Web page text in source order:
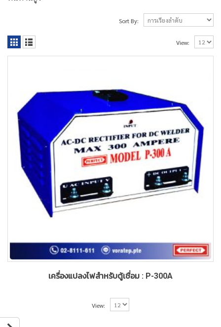
Sort By:
View:
เครื่องแปลงไฟสำหรับตู้เชื่อม : P-300A
View: